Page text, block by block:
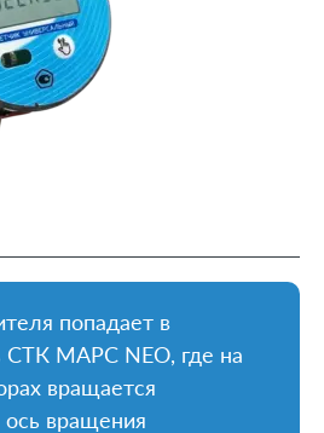
попадает в
СТК МАРС NEO, где на
вращается
ось вращения